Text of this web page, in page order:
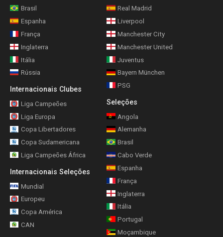
Brasil
Espanha
França
Inglaterra
Itália
Rússia
Internacionais Clubes
Liga Campeões
Liga Europa
Copa Libertadores
Copa Sudamericana
Liga Campeões África
Internacionais Seleções
Mundial
Europeu
Copa América
CAN
Real Madrid
Liverpool
Manchester City
Manchester United
Juventus
Bayern München
PSG
Seleções
Angola
Alemanha
Brasil
Cabo Verde
Espanha
França
Inglaterra
Itália
Portugal
Moçambique